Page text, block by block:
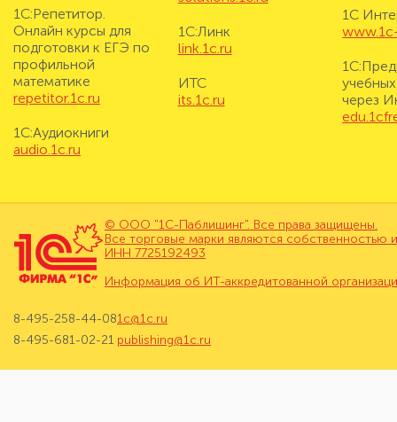
1С:Репетитор.
Онлайн курсы для
подготовки к ЕГЭ по
профильной
математике
repetitor.1c.ru
1С:Аудиокниги
audio.1c.ru
1С:Линк
link.1c.ru
ИТС
its.1c.ru
1С
через
© ООО "1С-Паблишинг". Все права защищены.
Все торговые марки являются собственностью
ИНН 7725192493
Информация об ИТ-аккредитованной
8-495-258-44-08
8-495-681-02-21
1c@1c.ru
publishing@1c.ru